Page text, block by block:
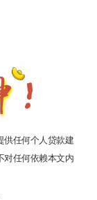
供任何个人贷款建
对任何依赖本文内